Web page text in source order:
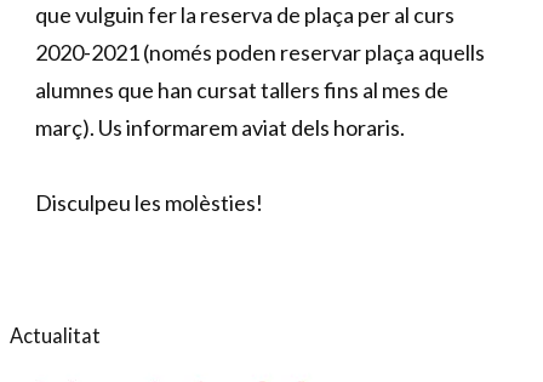
que vulguin fer la reserva de plaça per al curs
2020-2021 (només poden reservar plaça aquells
alumnes que han cursat tallers fins al mes de
març). Us informarem aviat dels horaris.
Disculpeu les molèsties!
Actualitat